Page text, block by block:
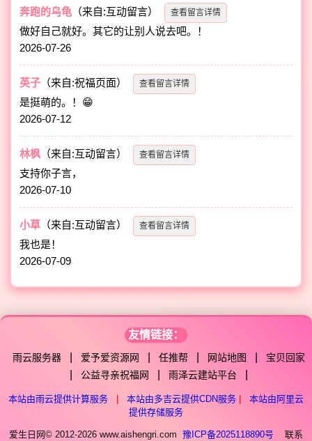
奔跑的乌龟 （来自:互动留言） 查看留言详情
做好自己就好。其它的让别人说去吧。！
2026-07-26
英子 （来自:祝福页面） 查看留言详情
是挺萌的。！😁
2026-07-12
林枫 （来自:互动留言） 查看留言详情
支持你子言，
2026-07-10
小草 （来自:互动留言） 查看留言详情
我也是！
2026-07-09
友情链接：
雨云服务器 爱予爱资源网 任推帮 网站地图 宝贝回家
公益寻亲祝福网 雨泽云建站平台
本站由雨云提供计算服务 | 本站由多吉云提供CDN服务 |
本站由阿里云
提供存储服务
爱生日网© 2012-2026 www.aishengri.com 豫ICP备2025118890号 联系